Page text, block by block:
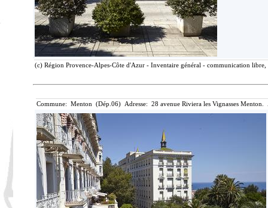
(c) Région Provence-Alpes-Côte d'Azur - Inventaire général - communication
Commune: Menton (Dép.06) Adresse: 28 avenue Riviera les Vignasses